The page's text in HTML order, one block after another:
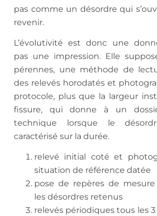
pas comme un désordre qui
revenir.
L’évolutivité est donc une
pas une impression. Elle
pérennes, une méthode de
des relevés horodatés et
protocole, plus que la largeur
fissure, qui donne à un
technique lorsque le
caractérisé sur la durée.
relevé initial coté et
situation de référence datée
pose de repères de
les désordres retenus
relevés périodiques tous les